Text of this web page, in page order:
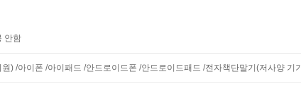
안함
) /아이폰 /아이패드 /안드로이드폰 /안드로이드패드 /전자책단말기(저사양 기